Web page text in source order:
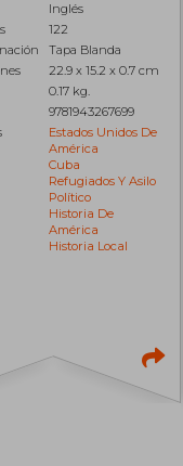
Inglés
122
Tapa Blanda
22.9 x 15.2 x 0.7 cm
0.17 kg.
9781943267699
Estados Unidos De
América
Cuba
Refugiados Y Asilo
Político
Historia De
América
Historia Local